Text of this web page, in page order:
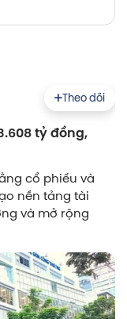
Theo dõi
tỷ đồng,
cổ phiếu và
nền tảng tài
và mở rộng